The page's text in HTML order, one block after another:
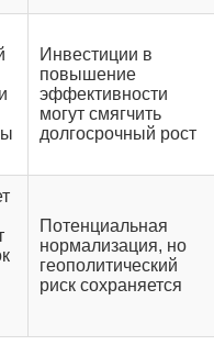
Инвестиции в
повышение
эффективности
могут смягчить
долгосрочный рост
Потенциальная
нормализация, но
геополитический
риск сохраняется